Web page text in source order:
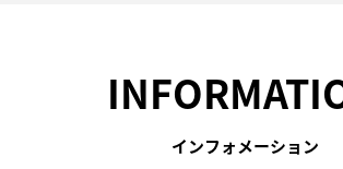
インフォメーション